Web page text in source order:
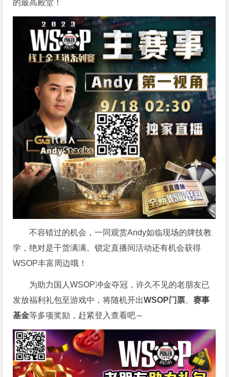
的最高殿堂！
不容错过的机会，一同观赏Andy如临现场的牌技教
学，绝对是干货满满。锁定直播间活动还有机会获得
WSOP丰富周边哦！
为助力国人WSOP冲金夺冠，许久不见的老朋友已
发放福利礼包至游戏中，将随机开出WSOP门票 、赛事
基金等多项奖励，赶紧登入查看吧～